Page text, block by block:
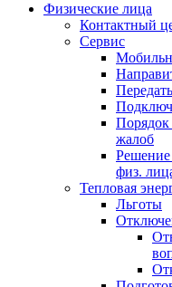
Физические лица
Контактный
Сервис
Порядок
жалоб
физ.
Тепловая
Льготы